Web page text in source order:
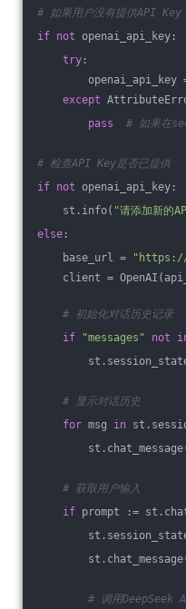
# 如果用户没有提供API
if not openai_api_key:
try :
openai_api_key =
except
pass
# 如果在
# 检查API Key是否已提供
if not openai_api_key:
st.info( "请添加新的
else :
base_url =
"https://
client =
# 初始化对话历史记录
if
"messages" not
# 显示对话历史
for msg in
# 获取用户输入
if prompt :=
# 调用DeepSeek